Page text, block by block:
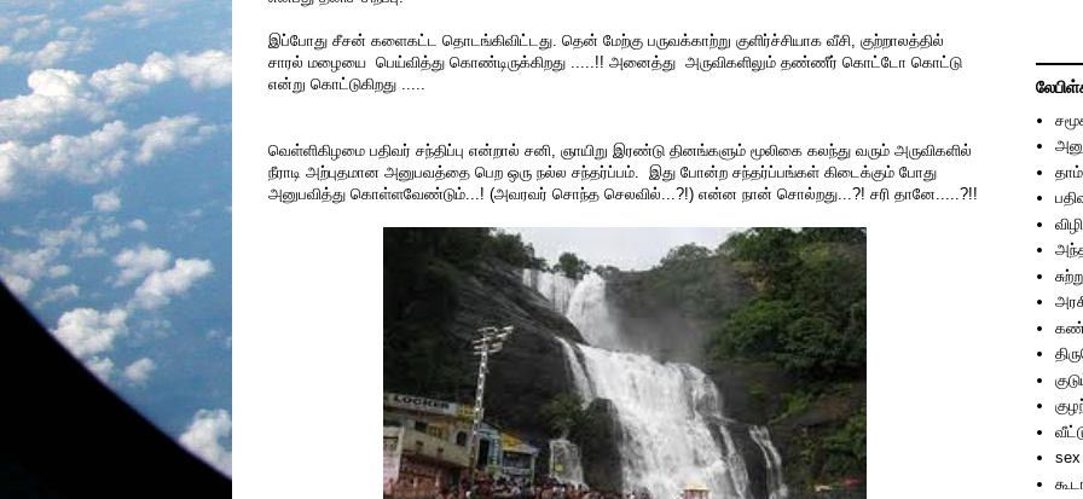
இப்போது சீசன் களைகட்ட தொடங்கிவிட்டது. தென் மேற்கு பருவக்காற்று குளிர்ச்சியாக வீசி, குற்றாலத்தில்
சாரல் மழையை பெய்வித்து கொண்டிருக்கிறது .....!! அனைத்து அருவிகளிலும் தண்ணீர் கொட்டோ கொட்டு
என்று கொட்டுகிறது .....
வெள்ளிகிழமை பதிவர் சந்திப்பு என்றால் சனி, ஞாயிறு இரண்டு தினங்களும் மூலிகை கலந்து வரும் அருவிகளில்
நீராடி அற்புதமான அனுபவத்தை பெற ஒரு நல்ல சந்தர்ப்பம். இது போன்ற சந்தர்ப்பங்கள் கிடைக்கும் போது
அனுபவித்து கொள்ளவேண்டும்...! (அவரவர் சொந்த செலவில்...?!) என்ன நான் சொல்றது...?! சரி தானே.....?!!